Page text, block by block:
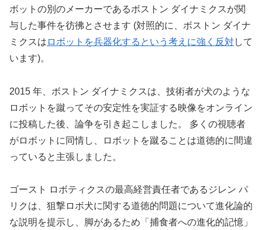
ボットの別のメーカーであるボストン ダイナミクスが関
与した事件を彷彿とさせます (対照的に、ボストン ダイナ
ミクスは ロボットを兵器化するという考えに強く反対して
います)。
2015 年、ボストン ダイナミクスは、技術者が犬のような
ロボットを蹴ってその安定性を実証する映像をオンライン
に投稿した後、論争を引き起こしました。 多くの視聴者
がロボットに同情し、ロボットを蹴ることは道徳的に間違
っていると主張しました。
ゴースト ロボティクスの最高経営責任者であるジレン パ
リクは、狙撃ロボ犬に関する道徳的問題について進化論的
な説明を提示し、脚があるため「捕食者への進化的記憶」